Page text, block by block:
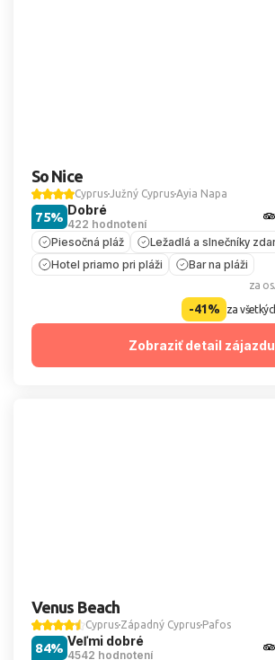
So Nice
CyprusJužný CyprusAyia Napa
Dobré
422 hodnotení
75%
Piesočná pláž
Ležadlá a slnečníky
Hotel priamo pri pláži
Bar na pláži
za
-41% za
Zobraziť detail zájazdu
Venus Beach
Cyprus Západný Cyprus Pafos
Veľmi dobré
4542 hodnotení
84%